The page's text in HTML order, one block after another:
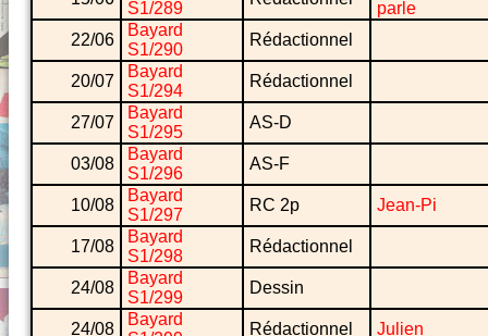
S1/289
parle
22/06
Bayard
S1/290
Rédactionnel
20/07
Bayard
S1/294
Rédactionnel
27/07
Bayard
S1/295
AS-D
03/08
Bayard
S1/296
AS-F
10/08
Bayard
S1/297
RC 2p Jean-Pi
17/08
Bayard
S1/298
Rédactionnel
24/08
Bayard
S1/299
Dessin
24/08
Bayard
Rédactionnel Julien